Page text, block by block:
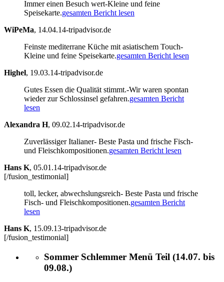
Immer einen Besuch wert-Kleine und feine
Speisekarte.gesamten Bericht lesen
WiPeMa, 14.04.14-tripadvisor.de
Feinste mediterrane Küche mit asiatischem Touch-
Kleine und feine Speisekarte.gesamten Bericht lesen
Highel, 19.03.14-tripadvisor.de
Gutes Essen die Qualität stimmt.-Wir waren spontan
wieder zur Schlossinsel gefahren.gesamten Bericht
lesen
Alexandra H, 09.02.14-tripadvisor.de
Zuverlässiger Italianer- Beste Pasta und frische Fisch-
und Fleischkompositionen.gesamten Bericht lesen
Hans K, 05.01.14-tripadvisor.de
[/fusion_testimonial]
toll, lecker, abwechslungsreich- Beste Pasta und frische
Fisch- und Fleischkompositionen.gesamten Bericht
lesen
Hans K, 15.09.13-tripadvisor.de
[/fusion_testimonial]
Sommer Schlemmer Menü Teil (14.07. bis
09.08.)